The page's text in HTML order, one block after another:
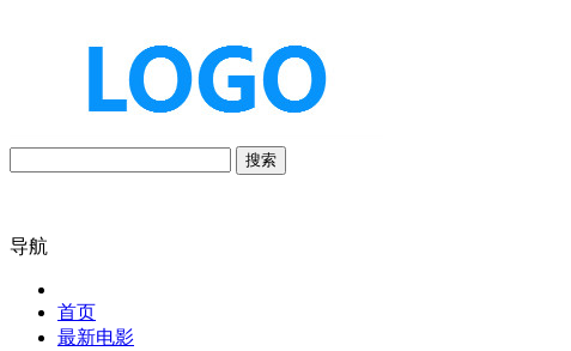
搜索
导航
首页
最新电影